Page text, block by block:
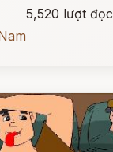
5,520 lượt đọc